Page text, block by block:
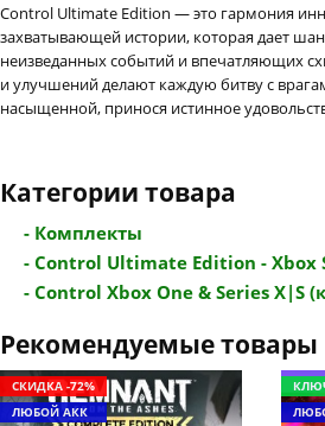
Control Ultimate Edition — это гармония
захватывающей истории, которая дает
неизведанных событий и впечатляющих
и улучшений делают каждую битву с
насыщенной, принося истинное
Категории товара
- Комплекты
- Control Ultimate Edition - Xbox
- Control Xbox One & Series X|S
Рекомендуемые товары
СКИДКА -72%
ЛЮБОЙ АКК